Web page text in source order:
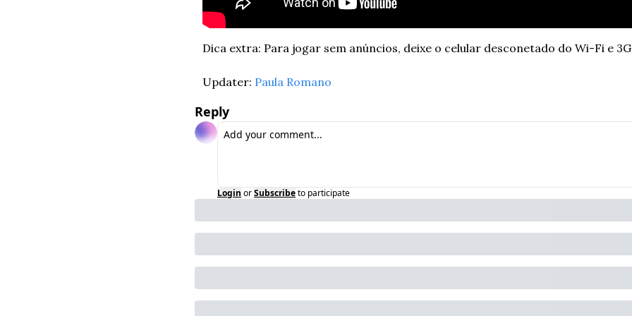
Dica extra: Para jogar sem anúncios, deixe o celular desconetado do Wi-Fi e
Updater: Paula Romano
Reply
Login orSubscribeto participate